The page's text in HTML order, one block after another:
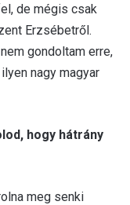
de mégis csak
Erzsébetről.
gondoltam erre,
nagy magyar
hogy hátrány
meg senki